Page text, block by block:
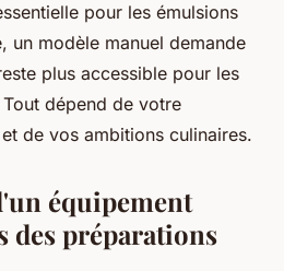
pour les émulsions
un modèle manuel demande
plus accessible pour les
dépend de votre
de vos ambitions culinaires.
équipement
préparations